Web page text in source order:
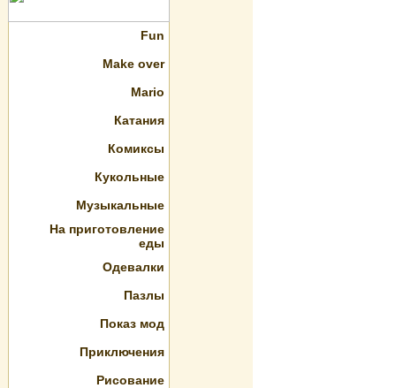
Fun
Make over
Mario
Катания
Комиксы
Кукольные
Музыкальные
На приготовление
еды
Одевалки
Пазлы
Показ мод
Приключения
Рисование